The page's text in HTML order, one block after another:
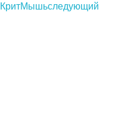
КритМышьследующий